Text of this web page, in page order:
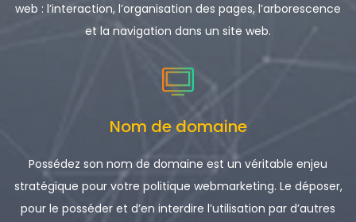
web : l’interaction, l’organisation des pages, l’arborescence
et la navigation dans un site web.
Nom de domaine
Possédez son nom de domaine est un véritable enjeu
stratégique pour votre politique webmarketing. Le déposer,
pour le posséder et d’en interdire l’utilisation par d’autres